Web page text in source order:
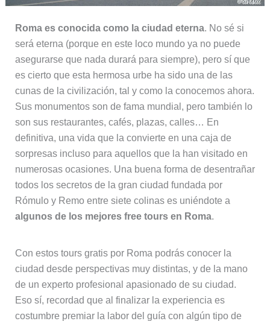
Roma es conocida como la ciudad eterna. No sé si
será eterna (porque en este loco mundo ya no puede
asegurarse que nada durará para siempre), pero sí que
es cierto que esta hermosa urbe ha sido una de las
cunas de la civilización, tal y como la conocemos ahora.
Sus monumentos son de fama mundial, pero también lo
son sus restaurantes, cafés, plazas, calles… En
definitiva, una vida que la convierte en una caja de
sorpresas incluso para aquellos que la han visitado en
numerosas ocasiones. Una buena forma de desentrañar
todos los secretos de la gran ciudad fundada por
Rómulo y Remo entre siete colinas es uniéndote a
algunos de los mejores free tours en Roma.
Con estos tours gratis por Roma podrás conocer la
ciudad desde perspectivas muy distintas, y de la mano
de un experto profesional apasionado de su ciudad.
Eso sí, recordad que al finalizar la experiencia es
costumbre premiar la labor del guía con algún tipo de